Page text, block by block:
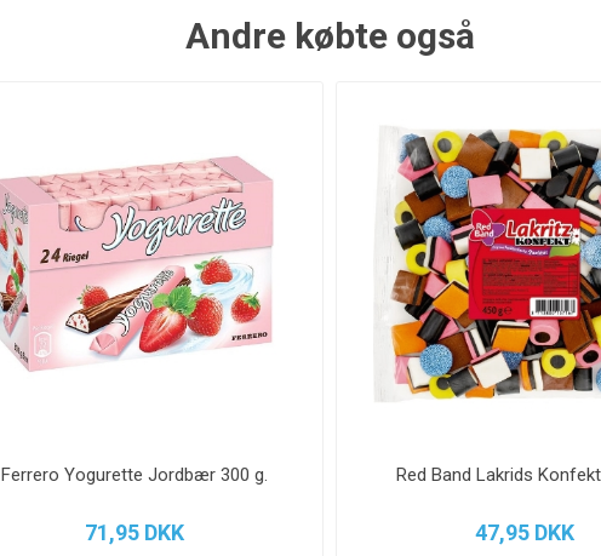
Andre købte også
Ferrero Yogurette Jordbær 300 g.
71,95 DKK
Red Band Lakrids
47,95 DKK